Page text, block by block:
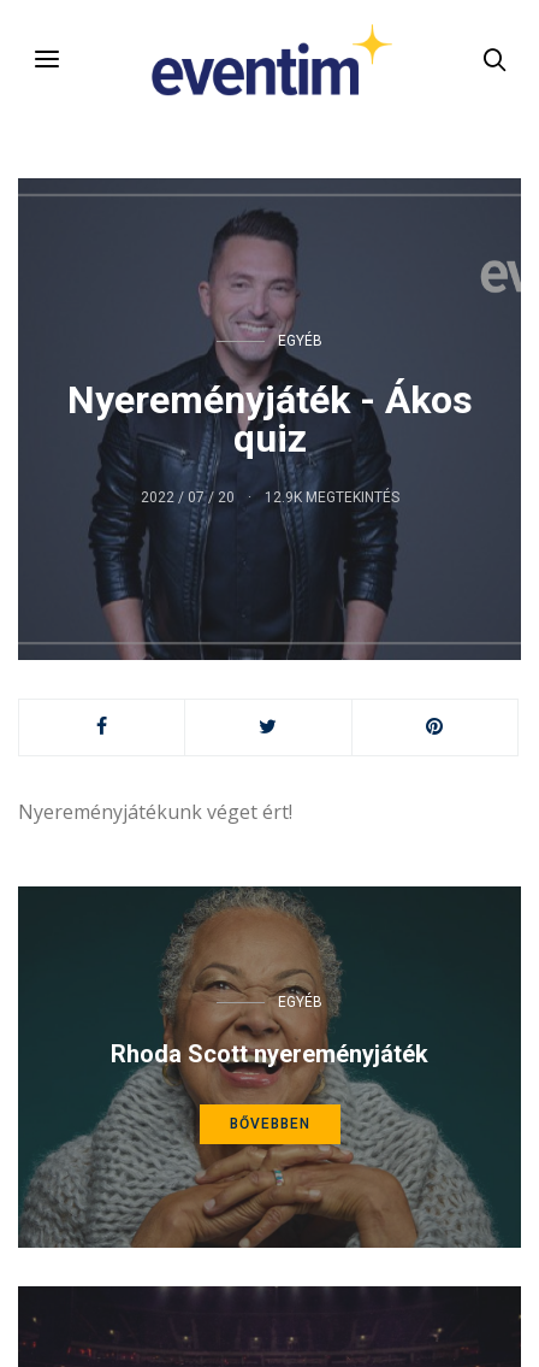
EGYÉB
Nyereményjáték - Ákos
quiz
2022 / 07 / 20 12.9K MEGTEKINTÉS
Nyereményjátékunk véget ért!
EGYÉB
Rhoda Scott nyereményjáték
BŐVEBBEN